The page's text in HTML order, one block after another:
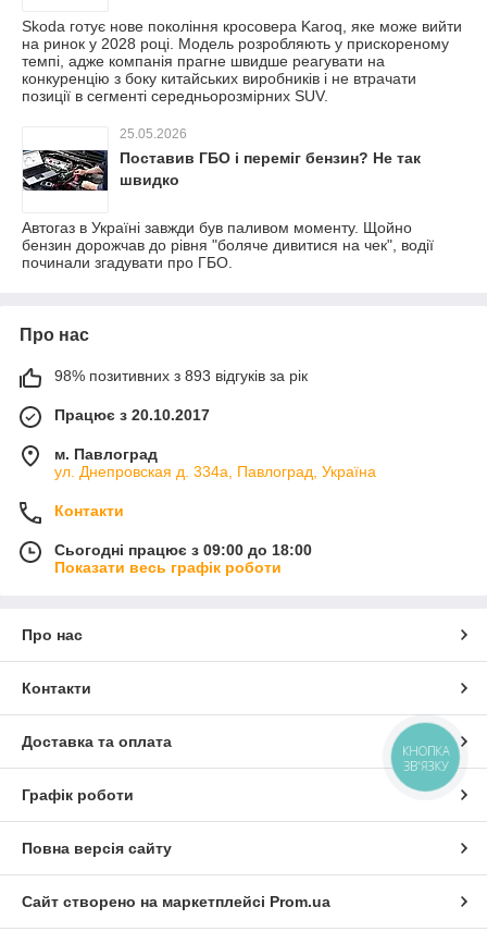
Skoda готує нове покоління кросовера Karoq, яке може вийти
на ринок у 2028 році. Модель розробляють у прискореному
темпі, адже компанія прагне швидше реагувати на
конкуренцію з боку китайських виробників і не втрачати
позиції в сегменті середньорозмірних SUV.
25.05.2026
Поставив ГБО і переміг бензин? Не так
швидко
Автогаз в Україні завжди був паливом моменту. Щойно
бензин дорожчав до рівня "боляче дивитися на чек", водії
починали згадувати про ГБО.
Про нас
98% позитивних з 893 відгуків за рік
Працює з 20.10.2017
м. Павлоград
ул. Днепровская д. 334а, Павлоград, Україна
Контакти
Сьогодні працює з 09:00 до 18:00
Показати весь графік роботи
Про нас
Контакти
Доставка та оплата
Графік роботи
Повна версія сайту
Сайт створено на маркетплейсі Prom.ua
КНОПКА
ЗВ'ЯЗКУ